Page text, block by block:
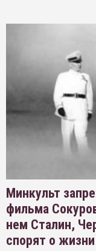
Минкульт
фильма
нем Сталин,
спорят о жизни